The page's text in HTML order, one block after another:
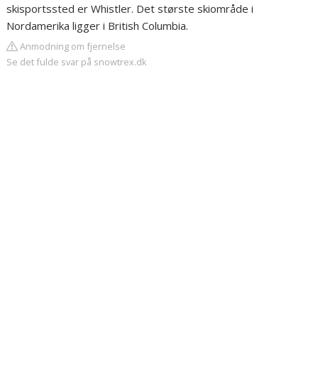
skisportssted er Whistler. Det største skiområde i
Nordamerika ligger i British Columbia.
Anmodning om fjernelse
Se det fulde svar på snowtrex.dk